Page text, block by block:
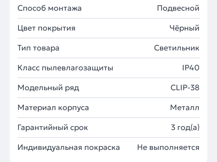
Способ монтажа Подвесной
Цвет покрытия Чёрный
Тип товара Светильник
Класс пылевлагозащиты IP40
Модельный ряд CLIP-38
Материал корпуса Металл
Гарантийный срок 3 год(а)
Индивидуальная покраска Не выполняется